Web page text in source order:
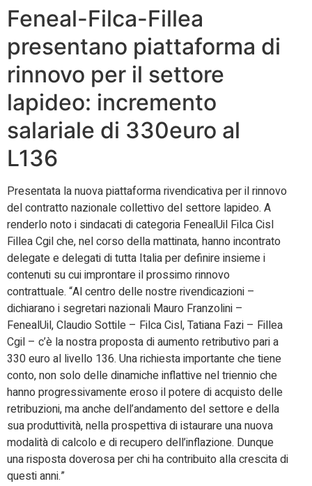
Feneal-Filca-Fillea
presentano piattaforma di
rinnovo per il settore
lapideo: incremento
salariale di 330euro al
L136
Presentata la nuova piattaforma rivendicativa per il rinnovo
del contratto nazionale collettivo del settore lapideo. A
renderlo noto i sindacati di categoria FenealUil Filca Cisl
Fillea Cgil che, nel corso della mattinata, hanno incontrato
delegate e delegati di tutta Italia per definire insieme i
contenuti su cui improntare il prossimo rinnovo
contrattuale. “Al centro delle nostre rivendicazioni –
dichiarano i segretari nazionali Mauro Franzolini –
FenealUil, Claudio Sottile – Filca Cisl, Tatiana Fazi – Fillea
Cgil – c’è la nostra proposta di aumento retributivo pari a
330 euro al livello 136. Una richiesta importante che tiene
conto, non solo delle dinamiche inflattive nel triennio che
hanno progressivamente eroso il potere di acquisto delle
retribuzioni, ma anche dell’andamento del settore e della
sua produttività, nella prospettiva di istaurare una nuova
modalità di calcolo e di recupero dell’inflazione. Dunque
una risposta doverosa per chi ha contribuito alla crescita di
questi anni.”